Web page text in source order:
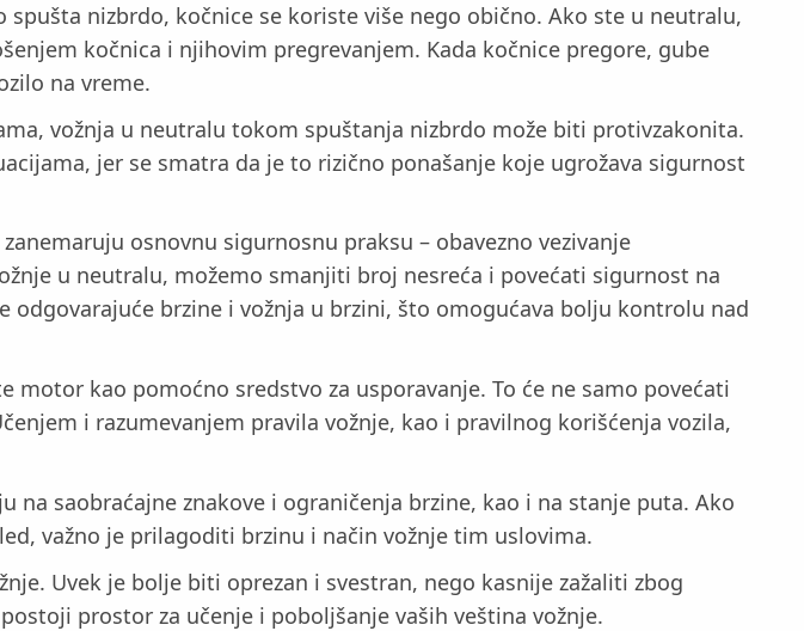
nizbrdo, kočnice se koriste više nego obično. Ako ste u neutralu,
kočnica i njihovim pregrevanjem. Kada kočnice pregore, gube
na vreme.
vožnja u neutralu tokom spuštanja nizbrdo može biti protivzakonita.
jer se smatra da je to rizično ponašanje koje ugrožava sigurnost
osnovnu sigurnosnu praksu – obavezno vezivanje
u neutralu, možemo smanjiti broj nesreća i povećati sigurnost na
brzine i vožnja u brzini, što omogućava bolju kontrolu nad
kao pomoćno sredstvo za usporavanje. To će ne samo povećati
i razumevanjem pravila vožnje, kao i pravilnog korišćenja vozila,
saobraćajne znakove i ograničenja brzine, kao i na stanje puta. Ako
važno je prilagoditi brzinu i način vožnje tim uslovima.
Uvek je bolje biti oprezan i svestran, nego kasnije zažaliti zbog
prostor za učenje i poboljšanje vaših veština vožnje.